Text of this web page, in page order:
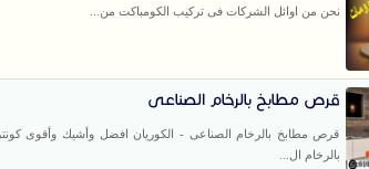
نحن من اوائل الشركات فى تركيب الكومباكت من...
قرص مطابخ بالرخام الصناعى
قرص مطابخ بالرخام الصناعى - الكوريان افضل وأشيك وأقوى
بالرخام ال...